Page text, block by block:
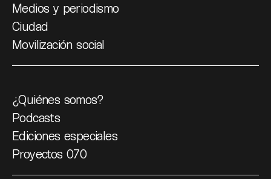
Medios y periodismo
Ciudad
Movilización social
¿Quiénes somos?
Podcasts
Ediciones especiales
Proyectos 070